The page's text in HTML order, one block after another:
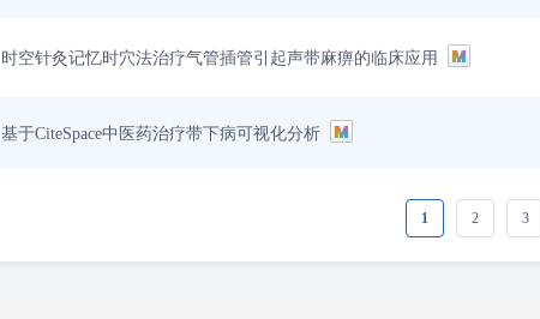
时空针灸记忆时穴法治疗气管插管引起声带麻痹的临床应用
基于CiteSpace中医药治疗带下病可视化分析
1 2 3